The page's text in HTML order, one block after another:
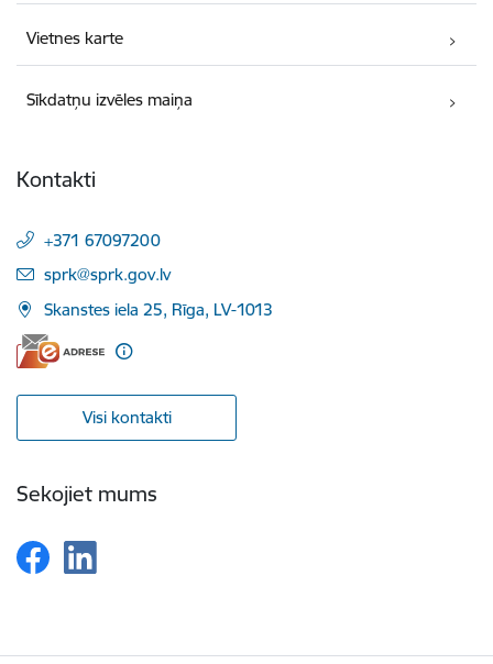
Vietnes karte
Sīkdatņu izvēles maiņa
Kontakti
+371 67097200
E-pasts:
sprk@sprk.gov.lv
Skanstes iela 25, Rīga, LV-1013
Visi kontakti
Sekojiet mums